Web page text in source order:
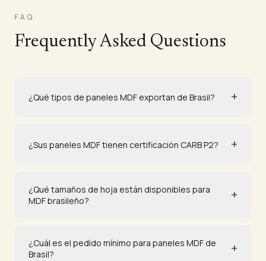
FAQ
Frequently Asked Questions
¿Qué tipos de paneles MDF exportan de Brasil? +
¿Sus paneles MDF tienen certificación CARB P2? +
¿Qué tamaños de hoja están disponibles para
MDF brasileño?
+
¿Cuál es el pedido mínimo para paneles MDF de
Brasil?
+